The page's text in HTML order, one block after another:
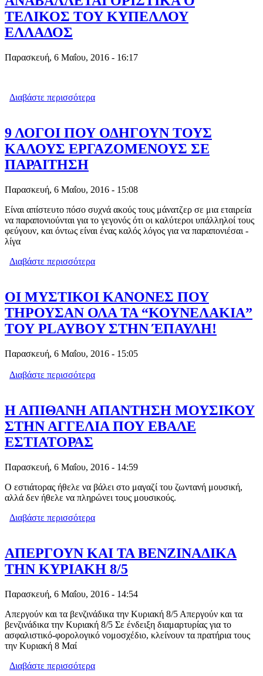
ΤΕΛΙΚΟΣ ΤΟΥ ΚΥΠΕΛΛΟΥ
ΕΛΛΑΔΟΣ
Παρασκευή, 6 Μαΐου, 2016 - 16:17
Διαβάστε περισσότερα
9 ΛΟΓΟΙ ΠΟΥ ΟΔΗΓΟΥΝ ΤΟΥΣ
ΚΑΛΟΥΣ ΕΡΓΑΖΟΜΕΝΟΥΣ ΣΕ
ΠΑΡΑΙΤΗΣΗ
Παρασκευή, 6 Μαΐου, 2016 - 15:08
Είναι απίστευτο πόσο συχνά ακούς τους μάνατζερ σε μια εταιρεία
να παραπονιούνται για το γεγονός ότι οι καλύτεροι υπάλληλοί τους
φεύγουν, και όντως είναι ένας καλός λόγος για να παραπονιέσαι -
λίγα
Διαβάστε περισσότερα
ΟΙ ΜΥΣΤΙΚΟΙ ΚΑΝΟΝΕΣ ΠΟΥ
ΤΗΡΟΥΣΑΝ ΟΛΑ ΤΑ “ΚΟΥΝΕΛΑΚΙΑ”
ΤΟΥ ΡLAYBΟY ΣΤΗΝ ΈΠΑΥΛΗ!
Παρασκευή, 6 Μαΐου, 2016 - 15:05
Διαβάστε περισσότερα
Η ΑΠΙΘΑΝΗ ΑΠΑΝΤΗΣΗ ΜΟΥΣΙΚΟΥ
ΣΤΗΝ ΑΓΓΕΛΙΑ ΠΟΥ ΕΒΑΛΕ
ΕΣΤΙΑΤΟΡΑΣ
Παρασκευή, 6 Μαΐου, 2016 - 14:59
Ο εστιάτορας ήθελε να βάλει στο μαγαζί του ζωντανή μουσική,
αλλά δεν ήθελε να πληρώνει τους μουσικούς.
Διαβάστε περισσότερα
ΑΠΕΡΓΟΥΝ ΚΑΙ ΤΑ ΒΕΝΖΙΝΑΔΙΚΑ
ΤΗΝ ΚΥΡΙΑΚΗ 8/5
Παρασκευή, 6 Μαΐου, 2016 - 14:54
Απεργούν και τα βενζινάδικα την Κυριακή 8/5 Απεργούν και τα
βενζινάδικα την Κυριακή 8/5 Σε ένδειξη διαμαρτυρίας για το
ασφαλιστικό-φορολογικό νομοσχέδιο, κλείνουν τα πρατήρια τους
την Κυριακή 8 Μαί
Διαβάστε περισσότερα